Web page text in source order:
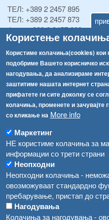
Користење
Користиме колачиња(cookies) кои
подобриме Вашето корисничко
нагодувања, да анализираме
заштитиме нашата интернет
прифатете ги сите доколку се
колачиња, променете и зачувајте
со кликање на More info
Маркетинг
НЕ користиме колачиња за
информации со трети страни
Неопходни
Неопходни колачиња -
овозможуваат стандардно
пребарување, пристап до
Нагодувања
Колачиња за нагодувања -
ТЕЛ: +389 2 2457 895
ТЕЛ: +389 2 2457 873
Факс:+389 2 2457 893
Факс:+389 2 2457 871
info@fva.gov.mk
[АХВ-претходна страна]
Соопштенија
Република Бугарија ги засили официјалните контроли при увоз на свежо овошје и зеленчук
Високите температури ризик од труење со храна, опасни се и за животните
Водата во Гостивар може да се користи како техничка, продолжува испораката на флаширана вода
Во Гостивар спроведени 70 вонредни контроли
Забраната за водата во Гостивар останува на сила, операторите да користат само технички безбедна вода
Архива
Регистри
Забрани